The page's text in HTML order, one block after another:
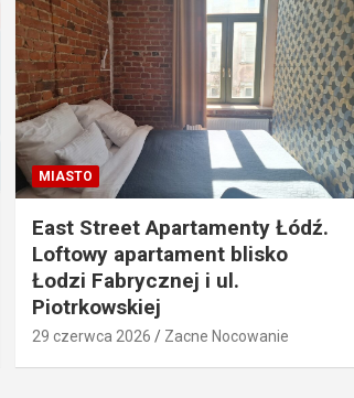
MIASTO
East Street Apartamenty Łódź.
Loftowy apartament blisko
Łodzi Fabrycznej i ul.
Piotrkowskiej
29 czerwca 2026 Zacne Nocowanie